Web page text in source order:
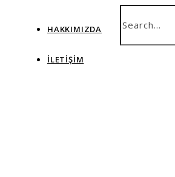
HAKKIMIZDA
İLETIŞIM